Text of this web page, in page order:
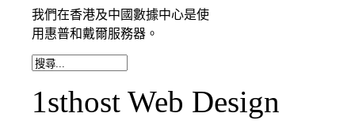
我們在香港及中國數據中心是使
用 惠普和戴爾服務器。
1sthost Web Design